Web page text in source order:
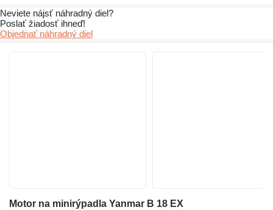
Neviete nájsť náhradný diel?
Poslať žiadosť ihneď!
Objednať náhradný diel
Motor na minirýpadla Yanmar B 18 EX